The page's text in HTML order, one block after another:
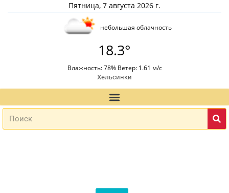
Пятница, 7 августа 2026 г.
небольшая облачность
18.3°
Влажность: 78% Ветер: 1.61 м/с
Хельсинки